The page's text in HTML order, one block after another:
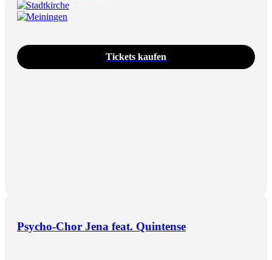
Stadtkirche
Meiningen
Tickets kaufen
Psycho-Chor Jena feat. Quintense